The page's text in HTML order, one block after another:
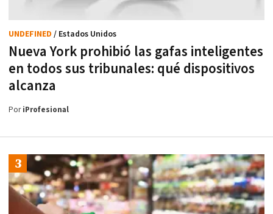
Nueva York prohibió las gafas inteligentes
en todos sus tribunales: qué dispositivos
alcanza
UNDEFINED / Estados Unidos
PoriProfesional